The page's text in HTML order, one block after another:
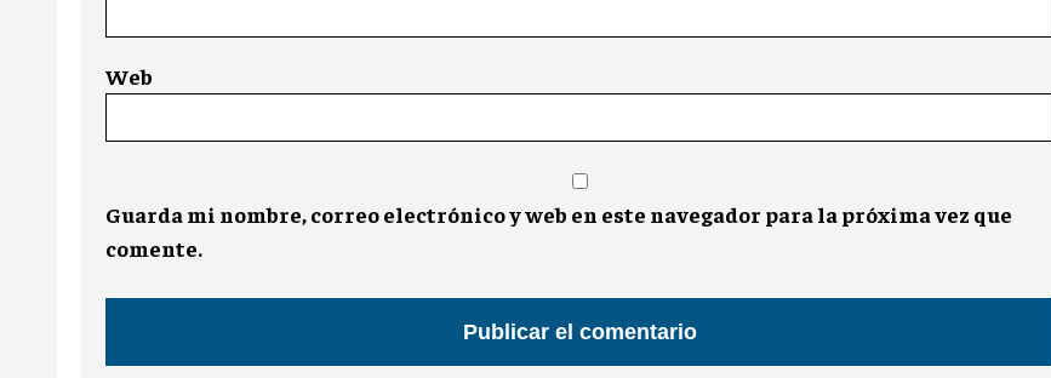
Web
Guarda mi nombre, correo electrónico y web en este navegador para la próxima vez que
comente.